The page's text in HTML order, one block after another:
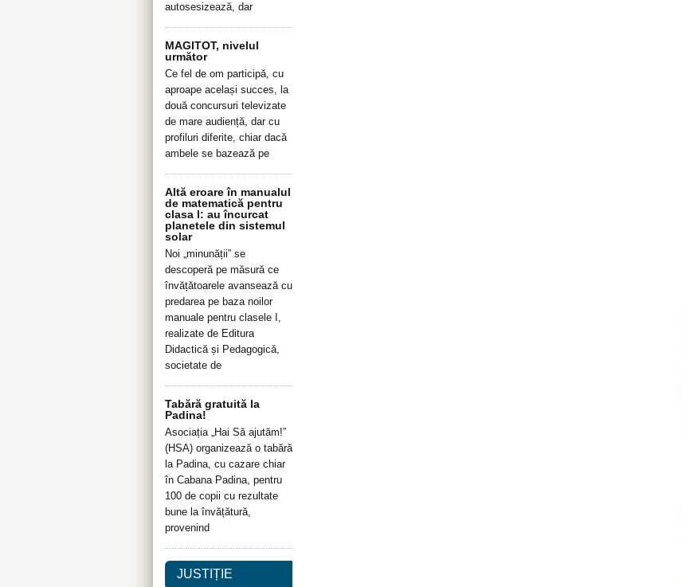
autosesizează, dar
MAGITOT, nivelul
următor
Ce fel de om participă, cu
aproape același succes, la
două concursuri televizate
de mare audiență, dar cu
profiluri diferite, chiar dacă
ambele se bazează pe
Altă eroare în manualul
de matematică pentru
clasa I: au încurcat
planetele din sistemul
solar
Noi „minunății” se
descoperă pe măsură ce
învățătoarele avansează cu
predarea pe baza noilor
manuale pentru clasele I,
realizate de Editura
Didactică și Pedagogică,
societate de
Tabără gratuită la
Padina!
Asociația „Hai Să ajutăm!”
(HSA) organizează o tabără
la Padina, cu cazare chiar
în Cabana Padina, pentru
100 de copii cu rezultate
bune la învățătură,
provenind
JUSTIȚIE